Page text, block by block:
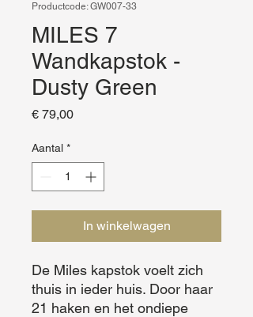
Productcode: GW007-33
MILES 7
Wandkapstok -
Dusty Green
€ 79,00Prijs
Aantal *
In winkelwagen
De Miles kapstok voelt zich
thuis in ieder huis. Door haar
21 haken en het ondiepe